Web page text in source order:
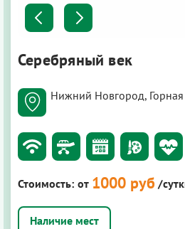
Серебряный век
Нижний Новгород,
Стоимость: от 1000 руб /